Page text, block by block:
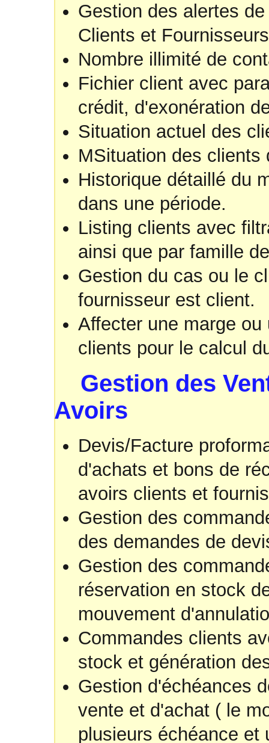
Gestion des alertes
Clients et
Nombre illimité de
Fichier client avec
crédit, d'exonération
Situation actuel des
MSituation des clients
Historique détaillé du
dans une période.
Listing clients avec
ainsi que par famille
Gestion du cas ou le
fournisseur est client.
Affecter une marge
clients pour le calcul
Gestion des
Avoirs
Devis/Facture
d'achats et bons de
avoirs clients et
Gestion des
des demandes de
Gestion des
réservation en stock
mouvement
Commandes clients
stock et génération
Gestion d'échéances
vente et d'achat ( le
plusieurs échéance et